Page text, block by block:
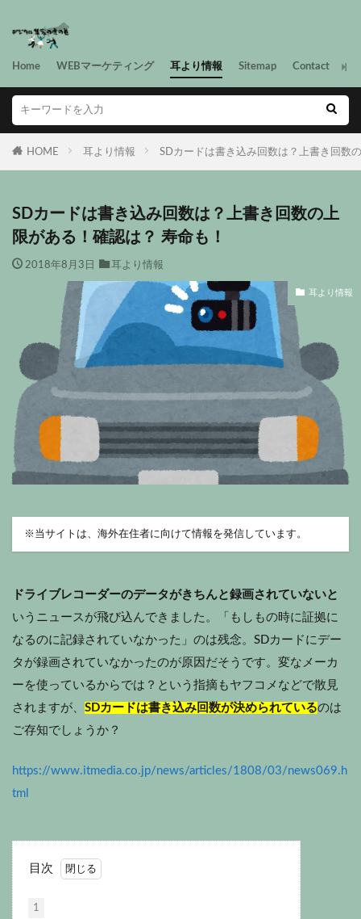
Home WEBマーケティング 耳より情報 Sitemap Contact
HOME 耳より情報 SDカードは書き込み回数は？上書き回数
SDカードは書き込み回数は？上書き回数の上
限がある！確認は？ 寿命も！
2018年8月3日 耳より情報
耳より情報
※ 当サイトは、海外在住者に向けて情報を発信しています。
ドライブレコーダーのデータがきちんと録画されていないと
いうニュースが飛び込んできました。「もしもの時に証拠に
なるのに記録されていなかった」のは残念。SDカードにデー
タが録画されていなかったのが原因だそうです。変なメーカ
ーを使っているからでは？という指摘もヤフコメなどで散見
されますが、 SDカードは書き込み回数が決められているのは
ご存知でしょうか？
https://www.itmedia.co.jp/news/articles/1808/03/news069.h
tml
目次
1